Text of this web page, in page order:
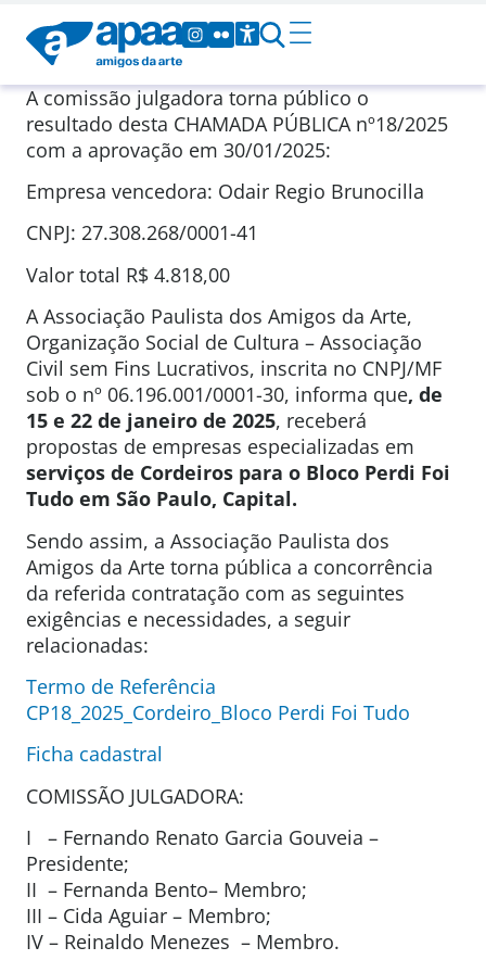
A comissão julgadora torna público o
resultado desta CHAMADA PÚBLICA nº18/2025
com a aprovação em 30/01/2025:
Empresa vencedora: Odair Regio Brunocilla
CNPJ: 27.308.268/0001-41
Valor total R$ 4.818,00
A Associação Paulista dos Amigos da Arte,
Organização Social de Cultura – Associação
Civil sem Fins Lucrativos, inscrita no CNPJ/MF
sob o nº 06.196.001/0001-30, informa que, de
15 e 22 de janeiro de 2025, receberá
propostas de empresas especializadas em
serviços de Cordeiros para o Bloco Perdi Foi
Tudo em São Paulo, Capital.
Sendo assim, a Associação Paulista dos
Amigos da Arte torna pública a concorrência
da referida contratação com as seguintes
exigências e necessidades, a seguir
relacionadas:
Termo de Referência
CP18_2025_Cordeiro_Bloco Perdi Foi Tudo
Ficha cadastral
COMISSÃO JULGADORA:
I – Fernando Renato Garcia Gouveia –
Presidente;
II – Fernanda Bento– Membro;
III – Cida Aguiar – Membro;
IV – Reinaldo Menezes – Membro.